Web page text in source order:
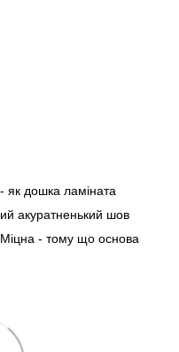
як дошка ламіната
акуратненький шов
Міцна - тому що основа